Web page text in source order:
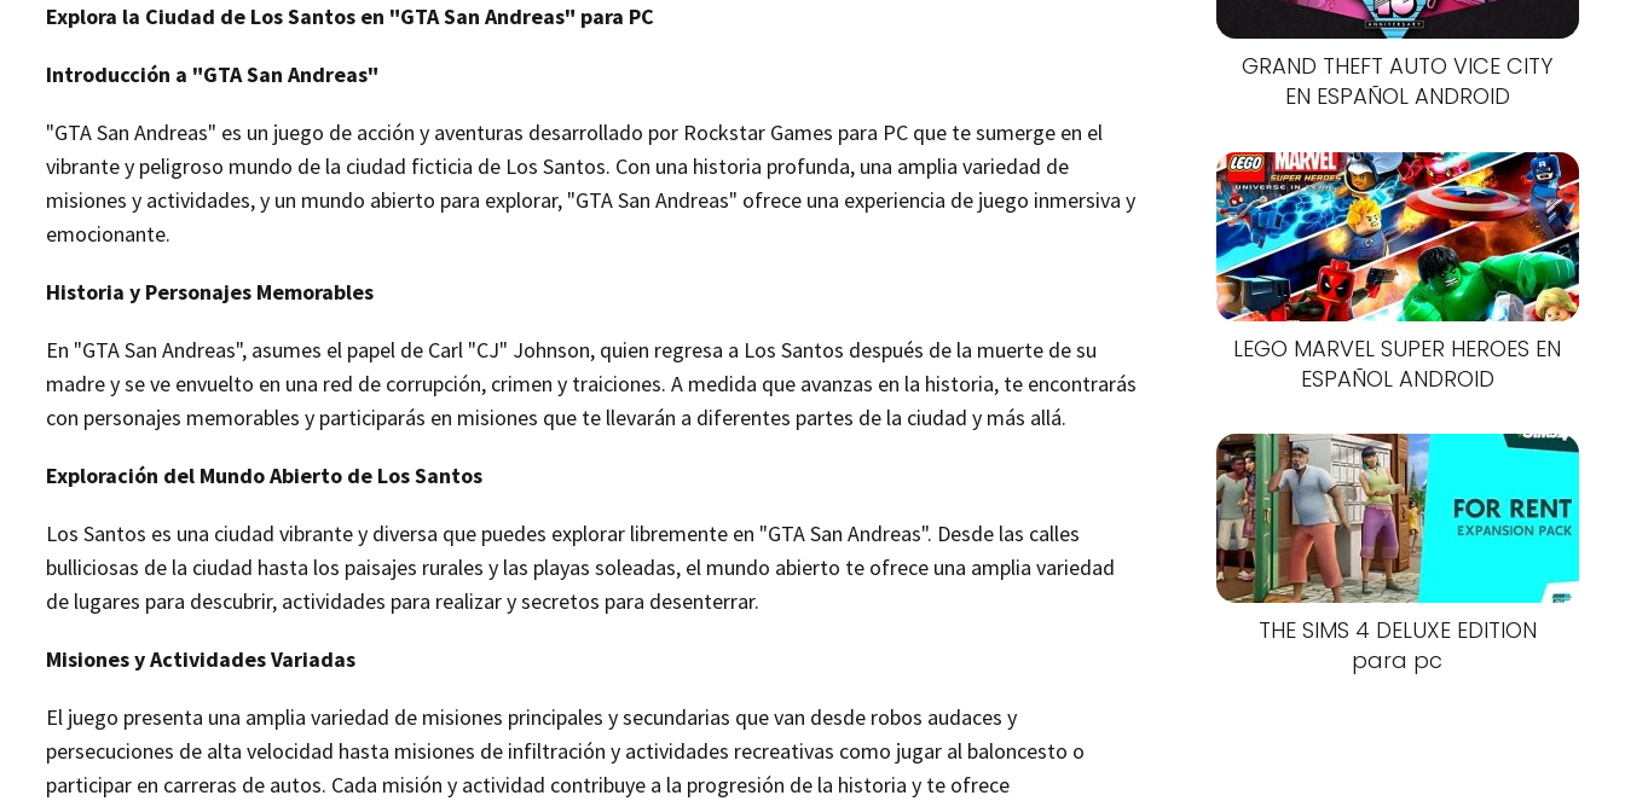
Explora la Ciudad de Los Santos en "GTA San Andreas" para PC
Introducción a "GTA San Andreas"
"GTA San Andreas" es un juego de acción y aventuras desarrollado por Rockstar Games para PC que te sumerge en el
vibrante y peligroso mundo de la ciudad ficticia de Los Santos. Con una historia profunda, una amplia variedad de
misiones y actividades, y un mundo abierto para explorar, "GTA San Andreas" ofrece una experiencia de juego inmersiva y
emocionante.
Historia y Personajes Memorables
En "GTA San Andreas", asumes el papel de Carl "CJ" Johnson, quien regresa a Los Santos después de la muerte de su
madre y se ve envuelto en una red de corrupción, crimen y traiciones. A medida que avanzas en la historia, te encontrarás
con personajes memorables y participarás en misiones que te llevarán a diferentes partes de la ciudad y más allá.
Exploración del Mundo Abierto de Los Santos
Los Santos es una ciudad vibrante y diversa que puedes explorar libremente en "GTA San Andreas". Desde las calles
bulliciosas de la ciudad hasta los paisajes rurales y las playas soleadas, el mundo abierto te ofrece una amplia variedad
de lugares para descubrir, actividades para realizar y secretos para desenterrar.
Misiones y Actividades Variadas
El juego presenta una amplia variedad de misiones principales y secundarias que van desde robos audaces y
persecuciones de alta velocidad hasta misiones de infiltración y actividades recreativas como jugar al baloncesto o
participar en carreras de autos. Cada misión y actividad contribuye a la progresión de la historia y te ofrece
GRAND THEFT AUTO VICE CITY
EN ESPAÑOL ANDROID
LEGO MARVEL SUPER HEROES EN
ESPAÑOL ANDROID
THE SIMS 4 DELUXE EDITION
para pc